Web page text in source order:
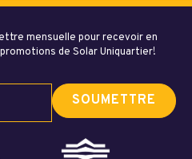
mensuelle pour recevoir en
de Solar Uniquartier!